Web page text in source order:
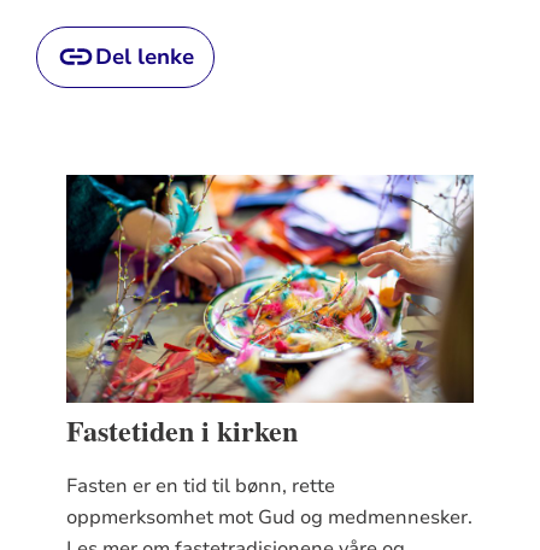
Del lenke
Fastetiden i kirken
Fasten er en tid til bønn, rette
oppmerksomhet mot Gud og medmennesker.